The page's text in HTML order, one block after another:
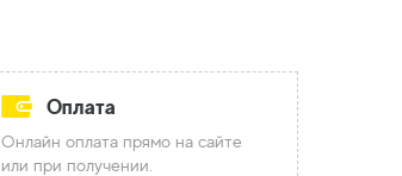
Оплата
Онлайн оплата прямо на сайте
или при получении.